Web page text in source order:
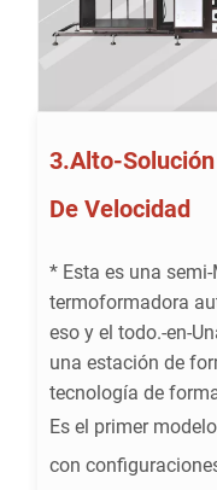
3.Alto-
De Velocidad
* Esta es una
termoformadora
eso y el todo.-en-
una estación de
tecnología de
Es el primer
con